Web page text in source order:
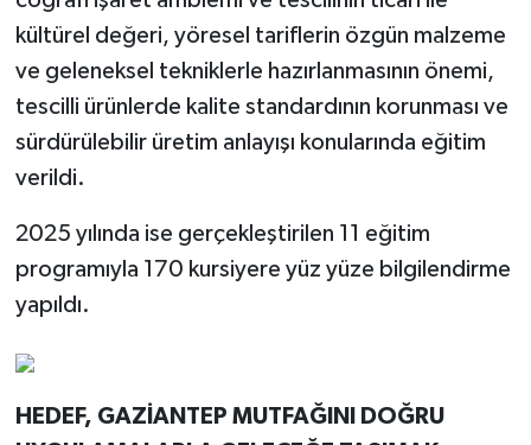
kültürel değeri, yöresel tariflerin özgün malzeme
ve geleneksel tekniklerle hazırlanmasının önemi,
tescilli ürünlerde kalite standardının korunması ve
sürdürülebilir üretim anlayışı konularında eğitim
verildi.
2025 yılında ise gerçekleştirilen 11 eğitim
programıyla 170 kursiyere yüz yüze bilgilendirme
yapıldı.
HEDEF, GAZİANTEP MUTFAĞINI DOĞRU